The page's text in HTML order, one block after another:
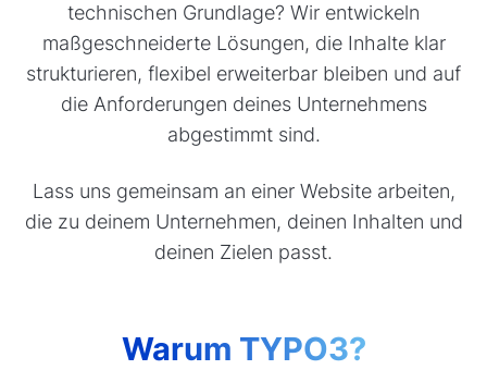
technischen Grundlage? Wir entwickeln
maßgeschneiderte Lösungen, die Inhalte klar
strukturieren, flexibel erweiterbar bleiben und auf
die Anforderungen deines Unternehmens
abgestimmt sind.
Lass uns gemeinsam an einer Website arbeiten,
die zu deinem Unternehmen, deinen Inhalten und
deinen Zielen passt.
Warum TYPO3?